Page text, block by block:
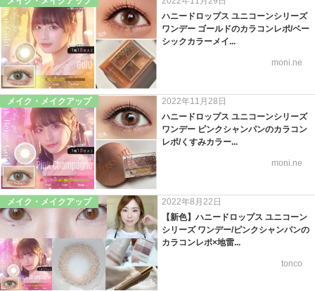
ハニードロップス ユニコーンシリーズ
ワンデー ゴールドのカラコンレポ/ベー
シックカラーメイ...
moni.ne
メイク・メイクアップ
2022年11月28日
ハニードロップス ユニコーンシリーズ
ワンデー ピンクシャンパンのカラコン
レポ/くすみカラー...
moni.ne
メイク・メイクアップ
2022年8月22日
【新色】ハニードロップス ユニコーン
シリーズ ワンデー/ピンクシャンパンの
カラコンレポ×地雷...
tonco